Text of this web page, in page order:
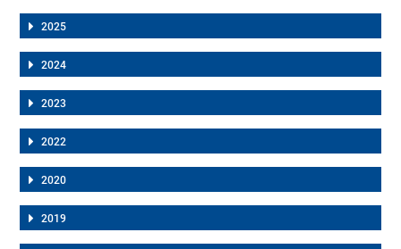
2025
2024
2023
2022
2020
2019